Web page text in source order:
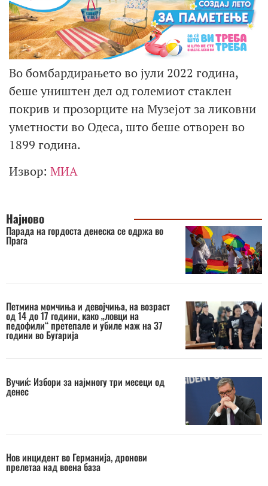
Во бомбардирањето во јули 2022 година,
беше уништен дел од големиот стаклен
покрив и прозорците на Музејот за ликовни
уметности во Одеса, што беше отворен во
1899 година.
Извор: МИА
Најново
Парада на гордоста денеска се одржа во
Прага
Петмина момчиња и девојчиња, на возраст
од 14 до 17 години, како „ловци на
педофили“ претепале и убиле маж на 37
години во Бугарија
Вучиќ: Избори за најмногу три месеци од
денес
Нов инцидент во Германија, дронови
прелетаа над воена база